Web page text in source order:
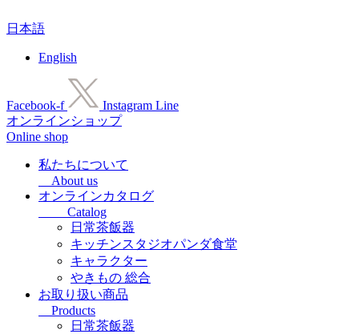
ン
ス
キ
日本語
English
Facebook-f Instagram Line
オンラインショップ
Online shop
私たちについて
About us
オンラインカタログ
Catalog
日常茶飯器
キッチンスタジオパンダ食堂
キャラクター
やきもの 総合
お取り扱い商品
Products
日常茶飯器